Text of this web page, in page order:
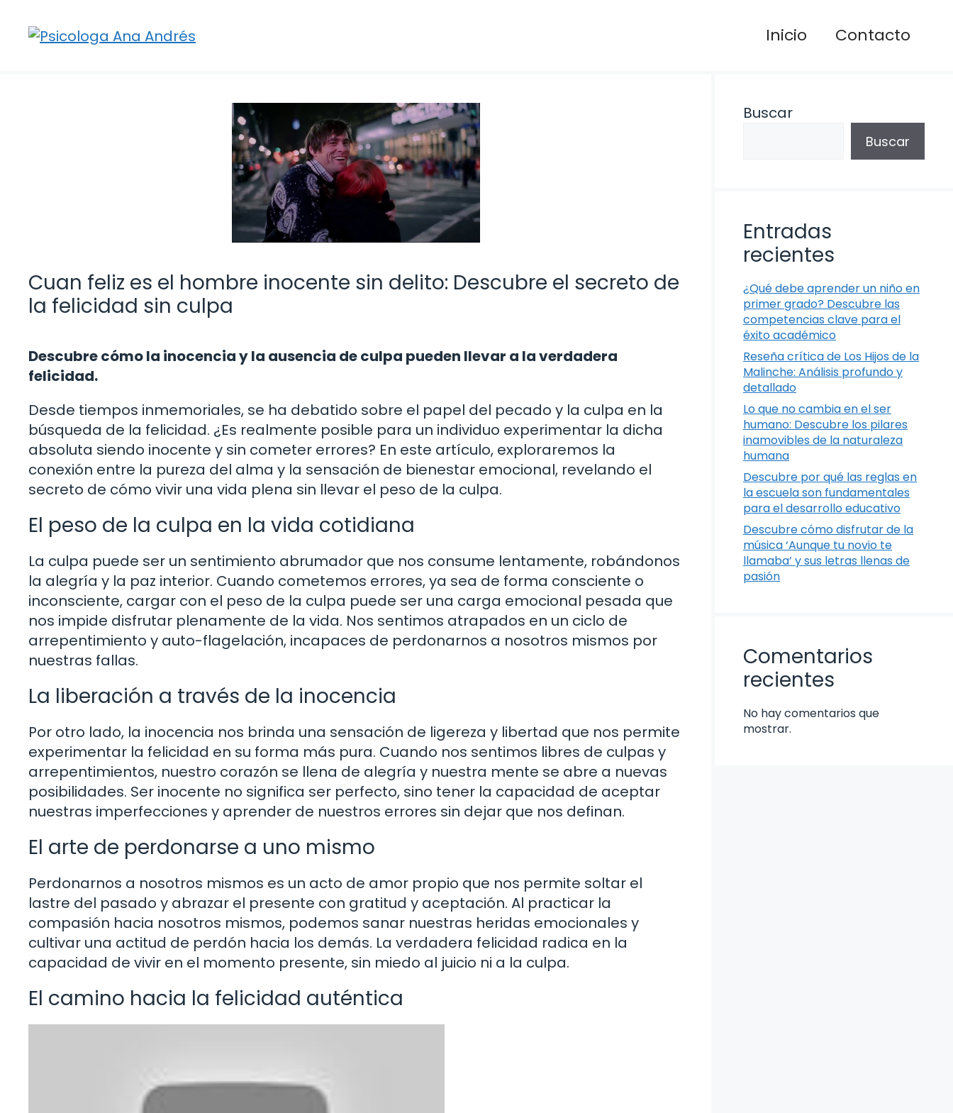
contenido
Inicio Contacto
Cuan feliz es el hombre inocente sin delito: Descubre el secreto de
la felicidad sin culpa
Descubre cómo la inocencia y la ausencia de culpa pueden llevar a la verdadera
felicidad.
Desde tiempos inmemoriales, se ha debatido sobre el papel del pecado y la culpa en la
búsqueda de la felicidad. ¿Es realmente posible para un individuo experimentar la dicha
absoluta siendo inocente y sin cometer errores? En este artículo, exploraremos la
conexión entre la pureza del alma y la sensación de bienestar emocional, revelando el
secreto de cómo vivir una vida plena sin llevar el peso de la culpa.
El peso de la culpa en la vida cotidiana
La culpa puede ser un sentimiento abrumador que nos consume lentamente, robándonos
la alegría y la paz interior. Cuando cometemos errores, ya sea de forma consciente o
inconsciente, cargar con el peso de la culpa puede ser una carga emocional pesada que
nos impide disfrutar plenamente de la vida. Nos sentimos atrapados en un ciclo de
arrepentimiento y auto-flagelación, incapaces de perdonarnos a nosotros mismos por
nuestras fallas.
La liberación a través de la inocencia
Por otro lado, la inocencia nos brinda una sensación de ligereza y libertad que nos permite
experimentar la felicidad en su forma más pura. Cuando nos sentimos libres de culpas y
arrepentimientos, nuestro corazón se llena de alegría y nuestra mente se abre a nuevas
posibilidades. Ser inocente no significa ser perfecto, sino tener la capacidad de aceptar
nuestras imperfecciones y aprender de nuestros errores sin dejar que nos definan.
El arte de perdonarse a uno mismo
Perdonarnos a nosotros mismos es un acto de amor propio que nos permite soltar el
lastre del pasado y abrazar el presente con gratitud y aceptación. Al practicar la
compasión hacia nosotros mismos, podemos sanar nuestras heridas emocionales y
cultivar una actitud de perdón hacia los demás. La verdadera felicidad radica en la
capacidad de vivir en el momento presente, sin miedo al juicio ni a la culpa.
El camino hacia la felicidad auténtica
Buscar
Buscar
Entradas
recientes
¿Qué debe aprender un niño en
primer grado? Descubre las
competencias clave para el
éxito académico
Reseña crítica de Los Hijos de la
Malinche: Análisis profundo y
detallado
Lo que no cambia en el ser
humano: Descubre los pilares
inamovibles de la naturaleza
humana
Descubre por qué las reglas en
la escuela son fundamentales
para el desarrollo educativo
Descubre cómo disfrutar de la
música ‘Aunque tu novio te
llamaba’ y sus letras llenas de
pasión
Comentarios
recientes
No hay comentarios que
mostrar.